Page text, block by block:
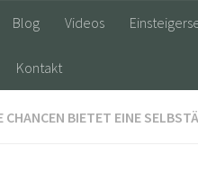
Blog Videos
Kontakt
CHANCEN BIETET EINE